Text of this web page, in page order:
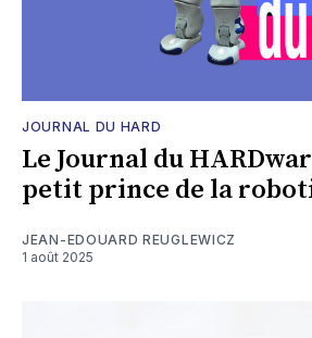
JOURNAL DU HARD
Le Journal du
petit prince de la
JEAN-EDOUARD REUGLEWICZ
1 août 2025